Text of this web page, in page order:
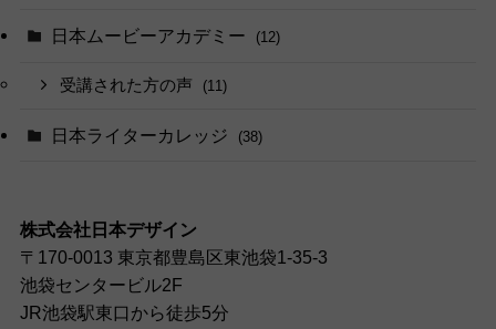
日本ムービーアカデミー (12)
受講された方の声 (11)
日本ライターカレッジ (38)
株式会社日本デザイン
〒170-0013 東京都豊島区東池袋1-35-3
池袋センタービル2F
JR池袋駅東口から徒歩5分